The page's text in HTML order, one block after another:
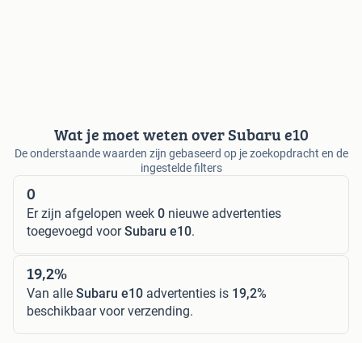
Wat je moet weten over Subaru e10
De onderstaande waarden zijn gebaseerd op je zoekopdracht en de
ingestelde filters
0
Er zijn afgelopen week 0 nieuwe advertenties
toegevoegd voorSubaru e10.
19,2%
Van alle Subaru e10 advertenties is 19,2%
beschikbaar voor verzending.